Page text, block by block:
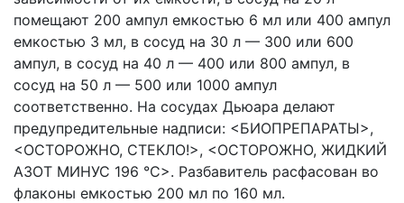
помещают 200 ампул емкостью 6 мл или 400 ампул
емкостью 3 мл, в сосуд на 30 л — 300 или 600
ампул, в сосуд на 40 л — 400 или 800 ампул, в
сосуд на 50 л — 500 или 1000 ампул
соответственно. На сосудах Дьюара делают
предупредительные надписи: <БИОПРЕПАРАТЫ>,
<ОСТОРОЖНО, СТЕКЛО!>, <ОСТОРОЖНО, ЖИДКИЙ
АЗОТ МИНУС 196 °С>. Разбавитель расфасован во
флаконы емкостью 200 мл по 160 мл.